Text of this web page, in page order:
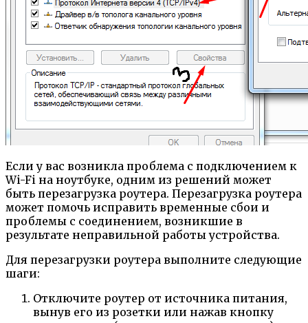
Если у вас возникла проблема с подключением к
Wi-Fi на ноутбуке, одним из решений может
быть перезагрузка роутера. Перезагрузка роутера
может помочь исправить временные сбои и
проблемы с соединением, возникшие в
результате неправильной работы устройства.
Для перезагрузки роутера выполните следующие
шаги:
Отключите роутер от источника питания,
вынув его из розетки или нажав кнопку